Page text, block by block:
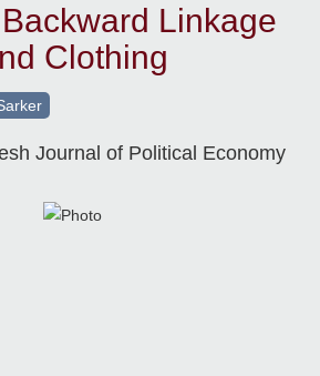
Linkage
Clothing
Journal of Political Economy